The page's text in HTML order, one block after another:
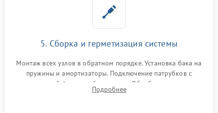
5. Сборка и герметизация системы
Монтаж всех узлов в обратном порядке. Установка бака на
пружины и амортизаторы. Подключение патрубков с
надежной фиксацией хомутами. Обработка стыков
герметиком для предотвращения возможных протечек воды.
Подробнее